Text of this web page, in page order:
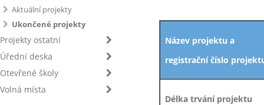
Aktuální projekty
Ukončené projekty
Projekty ostatní
Úřední deska
Otevřené školy
Volná místa
Název projektu a
registrační číslo
Délka trvání projektu